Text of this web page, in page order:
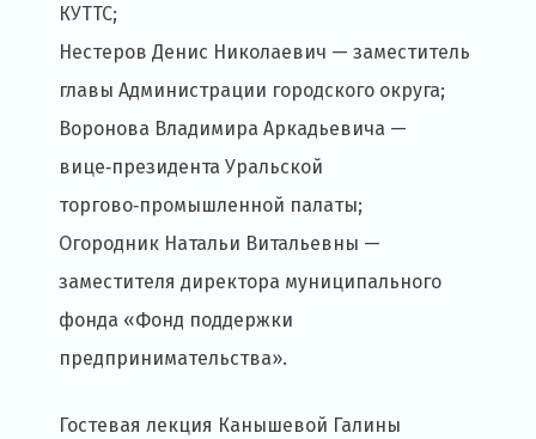
КУТТС;
Нестеров Денис Николаевич — заместитель
главы Администрации городского округа;
Воронова Владимира Аркадьевича —
вице‑президента Уральской
торгово‑промышленной палаты;
Огородник Натальи Витальевны —
заместителя директора муниципального
фонда «Фонд поддержки
предпринимательства».
Гостевая лекция Канышевой Галины